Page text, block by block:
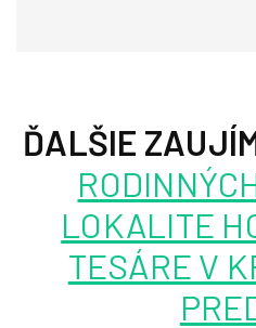
ĎALŠIE
LOKALITE
TESÁRE V